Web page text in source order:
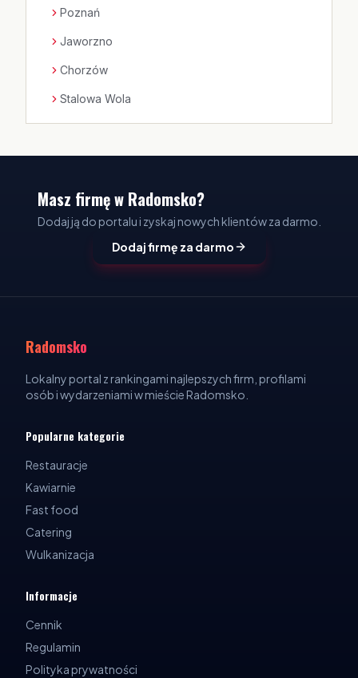
Poznań
Jaworzno
Chorzów
Stalowa Wola
Masz firmę w Radomsko?
Dodaj ją do portalu i zyskaj nowych klientów za darmo.
Dodaj firmę za darmo
Radomsko
Lokalny portal z rankingami najlepszych firm, profilami
osób i wydarzeniami w mieście Radomsko.
Popularne kategorie
Restauracje
Kawiarnie
Fast food
Catering
Wulkanizacja
Informacje
Cennik
Regulamin
Polityka prywatności